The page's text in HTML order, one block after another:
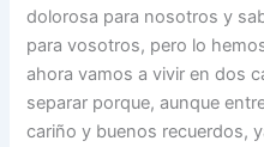
dolorosa para nosotros y
para vosotros, pero lo
ahora vamos a vivir en dos
separar porque, aunque
cariño y buenos recuerdos,